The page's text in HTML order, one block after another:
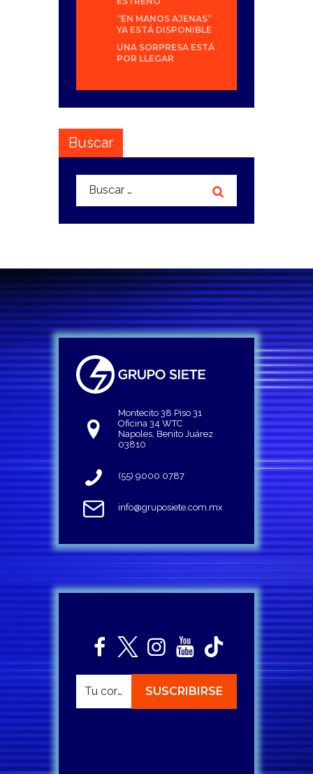
“EN MANOS AJENAS”
YA ESTÁ DISPONIBLE
UNA SORPRESA ESTÁ
POR LLEGAR
Buscar
Buscar:
Montecito 38 Piso 31
Oficina 34 WTC
Napoles, Benito Juárez
03810
(55) 9000 0787
info@gruposiete.com.mx